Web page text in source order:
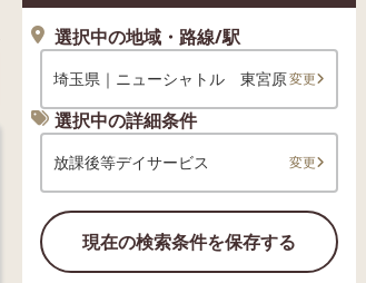
選択中の地域・路線/駅
埼玉県｜ニューシャトル 東宮原変更
選択中の詳細条件
放課後等デイサービス 変更
現在の検索条件を保存する